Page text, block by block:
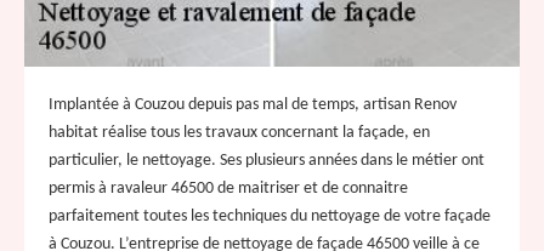
Implantée à Couzou depuis pas mal de temps, artisan Renov
habitat réalise tous les travaux concernant la façade, en
particulier, le nettoyage. Ses plusieurs années dans le métier ont
permis à ravaleur 46500 de maitriser et de connaitre
parfaitement toutes les techniques du nettoyage de votre façade
à Couzou. L’entreprise de nettoyage de façade 46500 veille à ce